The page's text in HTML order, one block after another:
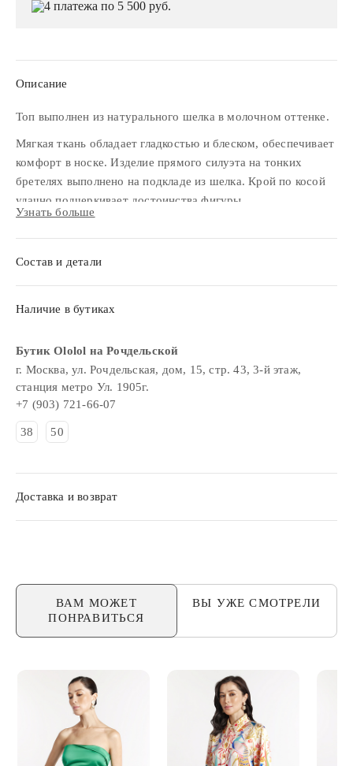
4 платежа по 5 500 руб.
Описание
Топ выполнен из натурального шелка в молочном оттенке.
Мягкая ткань обладает гладкостью и блеском, обеспечивает
комфорт в носке. Изделие прямого силуэта на тонких
бретелях выполнено на подкладе из шелка. Крой по косой
удачно подчеркивает достоинства фигуры.
юбками.
Узнать больше
Состав и детали
Наличие в бутиках
Бутик Ololol на Рочдельской
г. Москва, ул. Рочдельская, дом, 15, стр. 43, 3-й этаж,
станция метро Ул. 1905г.
+7 (903) 721-66-07
38 50
Доставка и возврат
ВАМ МОЖЕТ
ПОНРАВИТЬСЯ
ВЫ УЖЕСМОТРЕЛИ